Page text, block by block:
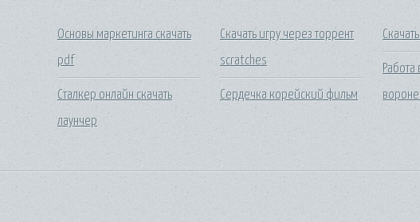
Основы маркетинга скачать
pdf
Сталкер онлайн скачать
лаунчер
Скачать игру через торрент
scratches
Сердечка корейский фильм
Работа